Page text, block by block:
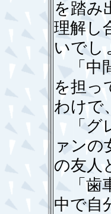
を踏み
理解し
いでし
「中
を担っ
わけで
「グ
ァンの
の友人
「歯
中で自